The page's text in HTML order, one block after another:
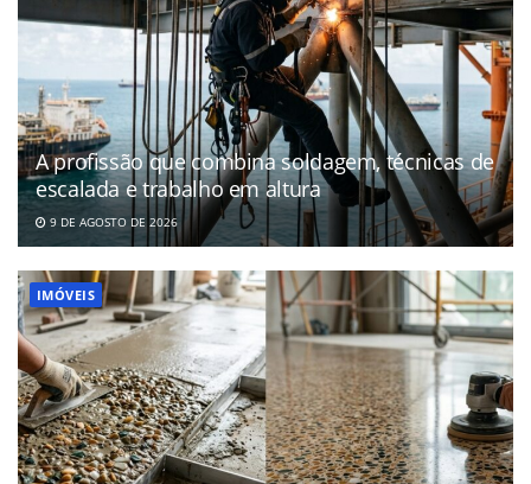
A profissão que combina soldagem, técnicas de
escalada e trabalho em altura
9 DE AGOSTO DE 2026
IMÓVEIS